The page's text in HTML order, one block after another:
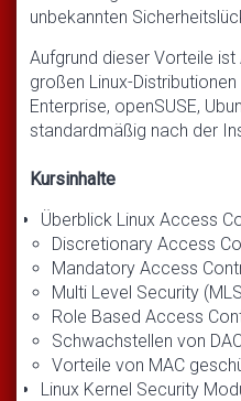
unbekannten
Aufgrund dieser Vorteile
großen Linux-
Enterprise, openSUSE,
standardmäßig nach der
Kursinhalte
Überblick Linux Access
Discretionary Access
Mandatory Access
Multi Level Security
Role Based Access
Schwachstellen von
Vorteile von MAC
Linux Kernel Security